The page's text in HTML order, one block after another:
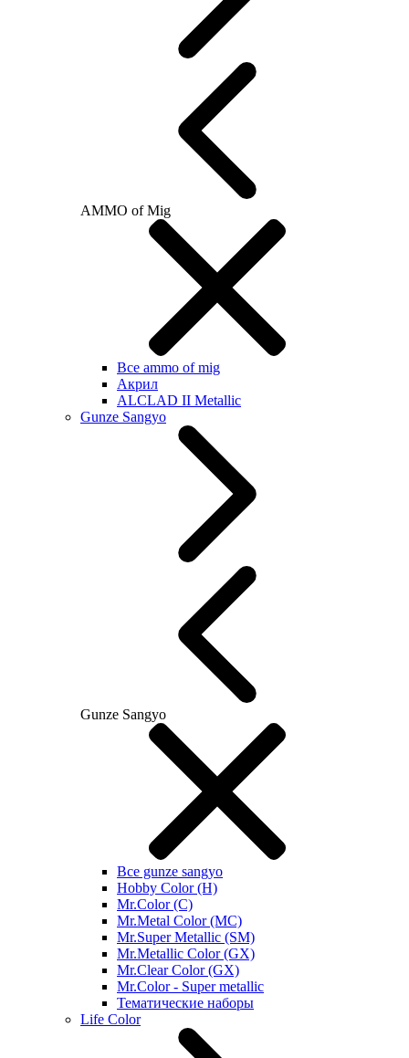
AMMO of Mig
Все ammo of mig
Акрил
ALCLAD II Metallic
Gunze Sangyo
Gunze Sangyo
Все gunze sangyo
Hobby Color (H)
Mr.Color (C)
Mr.Metal Color (MC)
Mr.Super Metallic (SM)
Mr.Metallic Color (GX)
Mr.Clear Color (GX)
Mr.Color - Super metallic
Тематические наборы
Life Color